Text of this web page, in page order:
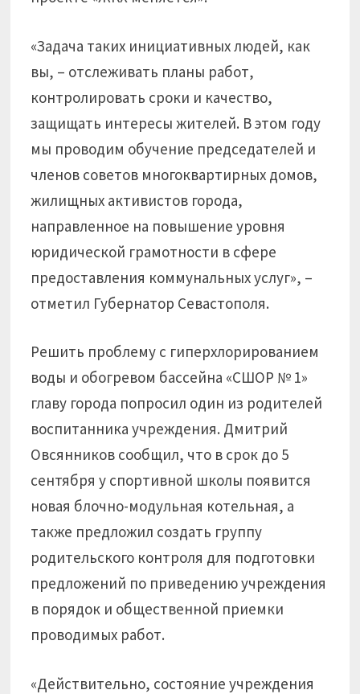
«Задача таких инициативных людей, как
вы, – отслеживать планы работ,
контролировать сроки и качество,
защищать интересы жителей. В этом году
мы проводим обучение председателей и
членов советов многоквартирных домов,
жилищных активистов города,
направленное на повышение уровня
юридической грамотности в сфере
предоставления коммунальных услуг», –
отметил Губернатор Севастополя.
Решить проблему с гиперхлорированием
воды и обогревом бассейна «СШОР № 1»
главу города попросил один из родителей
воспитанника учреждения. Дмитрий
Овсянников сообщил, что в срок до 5
сентября у спортивной школы появится
новая блочно-модульная котельная, а
также предложил создать группу
родительского контроля для подготовки
предложений по приведению учреждения
в порядок и общественной приемки
проводимых работ.
«Действительно, состояние учреждения